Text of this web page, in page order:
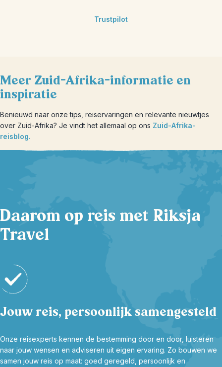
Trustpilot
Meer Zuid-Afrika-informatie en
inspiratie
Benieuwd naar onze tips, reiservaringen en relevante nieuwtjes
over Zuid-Afrika? Je vindt het allemaal op ons Zuid-Afrika-
reisblog.
Daarom op reis met Riksja
Travel
Jouw reis, persoonlijk samengesteld
Onze reisexperts kennen de bestemming door en door, luisteren
naar jouw wensen en adviseren uit eigen ervaring. Zo bouwen we
samen jouw reis op maat: goed geregeld, persoonlijk en